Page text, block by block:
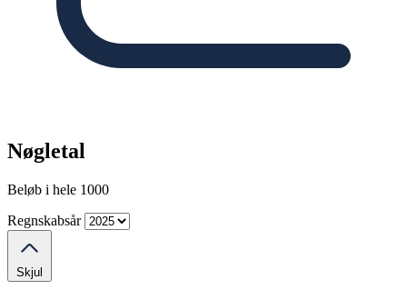
Nøgletal
Beløb i hele 1000
Regnskabsår
Skjul